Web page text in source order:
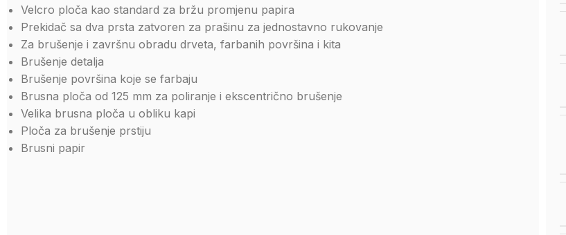
Velcro ploča kao standard za bržu promjenu papira
Prekidač sa dva prsta zatvoren za prašinu za jednostavno rukovanje
Za brušenje i završnu obradu drveta, farbanih površina i kita
Brušenje detalja
Brušenje površina koje se farbaju
Brusna ploča od 125 mm za poliranje i ekscentrično brušenje
Velika brusna ploča u obliku kapi
Ploča za brušenje prstiju
Brusni papir